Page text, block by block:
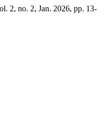
2, no. 2, Jan. 2026, pp. 13-